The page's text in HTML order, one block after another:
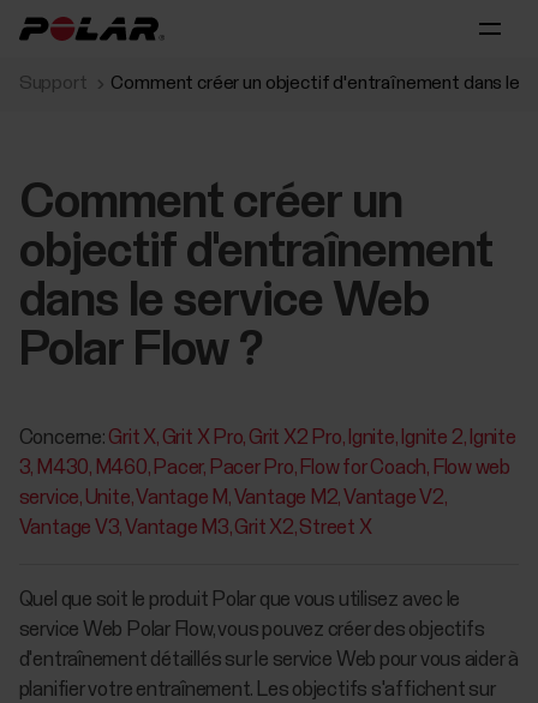
Support Comment créer un objectif d'entraînement dans le
Comment créer un
objectif d'entraînement
dans le service Web
Polar Flow ?
Concerne: Grit X Grit X Pro Grit X2 Pro Ignite Ignite 2 Ignite
3 M430 M460 Pacer Pacer Pro Flow for Coach Flow web
service Unite Vantage M Vantage M2 Vantage V2
Vantage V3 Vantage M3 Grit X2 Street X
Quel que soit le produit Polar que vous utilisez avec le
service Web Polar Flow, vous pouvez créer des objectifs
d'entraînement détaillés sur le service Web pour vous aider à
planifier votre entraînement. Les objectifs s'affichent sur